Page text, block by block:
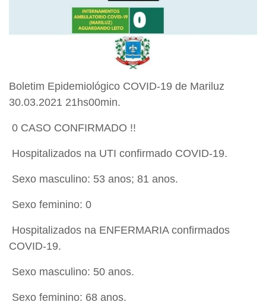
Boletim Epidemiológico COVID-19 de Mariluz
30.03.2021 21hs00min.
0 CASO CONFIRMADO !!
Hospitalizados na UTI confirmado COVID-19.
Sexo masculino: 53 anos; 81 anos.
Sexo feminino: 0
Hospitalizados na ENFERMARIA confirmados
COVID-19.
Sexo masculino: 50 anos.
Sexo feminino: 68 anos.